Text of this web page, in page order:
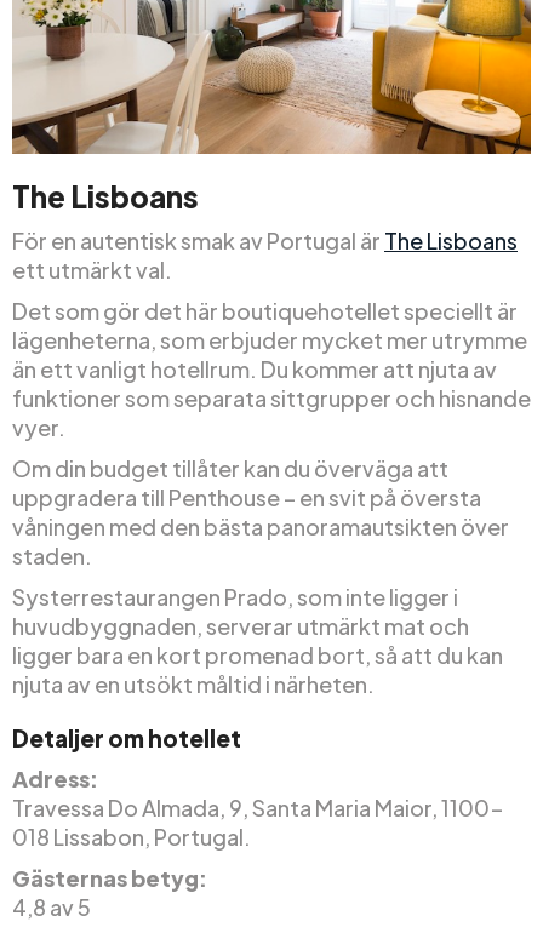
The Lisboans
För en autentisk smak av Portugal är The Lisboans
ett utmärkt val.
Det som gör det här boutiquehotellet speciellt är
lägenheterna, som erbjuder mycket mer utrymme
än ett vanligt hotellrum. Du kommer att njuta av
funktioner som separata sittgrupper och hisnande
vyer.
Om din budget tillåter kan du överväga att
uppgradera till Penthouse – en svit på översta
våningen med den bästa panoramautsikten över
staden.
Systerrestaurangen Prado, som inte ligger i
huvudbyggnaden, serverar utmärkt mat och
ligger bara en kort promenad bort, så att du kan
njuta av en utsökt måltid i närheten.
Detaljer om hotellet
Adress:
Travessa Do Almada, 9, Santa Maria Maior, 1100-
018 Lissabon, Portugal.
Gästernas betyg:
4,8 av 5